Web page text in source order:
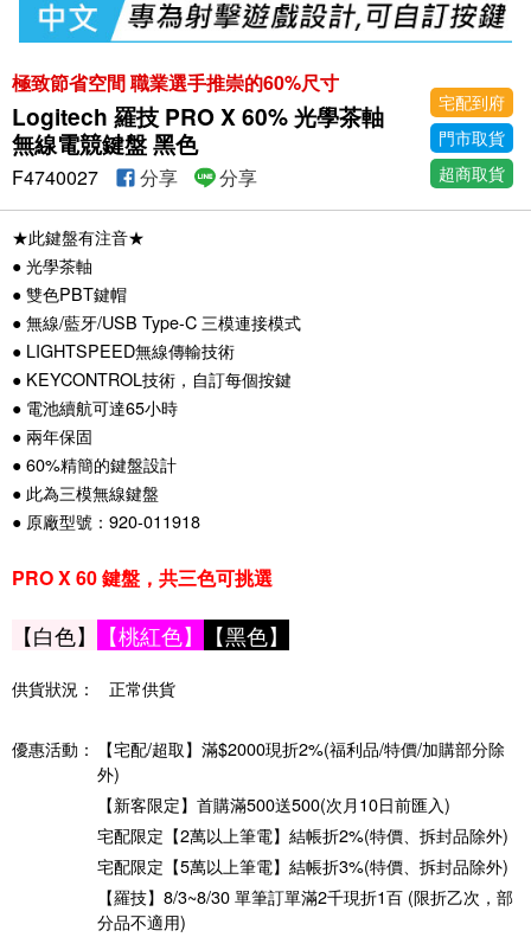
極致節省空間 職業選手推崇的60%尺寸
Logitech 羅技 PRO X 60% 光學茶軸
無線電競鍵盤 黑色
宅配到府
門市取貨
超商取貨
F4740027 分享 分享
★此鍵盤有注音★
● 光學茶軸
● 雙色PBT鍵帽
● 無線/藍牙/USB Type-C 三模連接模式
● LIGHTSPEED無線傳輸技術
● KEYCONTROL技術，自訂每個按鍵
● 電池續航可達65小時
● 兩年保固
● 60%精簡的鍵盤設計
● 此為三模無線鍵盤
● 原廠型號：920-011918
PRO X 60 鍵盤，共三色可挑選
【白色】 【桃紅色】 【黑色】
供貨狀況： 正常供貨
優惠活動：
【宅配/超取】滿$2000現折2%(福利品/特價/加購部分除
外)
【新客限定】首購滿500送500(次月10日前匯入)
宅配限定【2萬以上筆電】結帳折2%(特價、拆封品除外)
宅配限定【5萬以上筆電】結帳折3%(特價、拆封品除外)
【羅技】8/3~8/30 單筆訂單滿2千現折1百 (限折乙次，部
分品不適用)